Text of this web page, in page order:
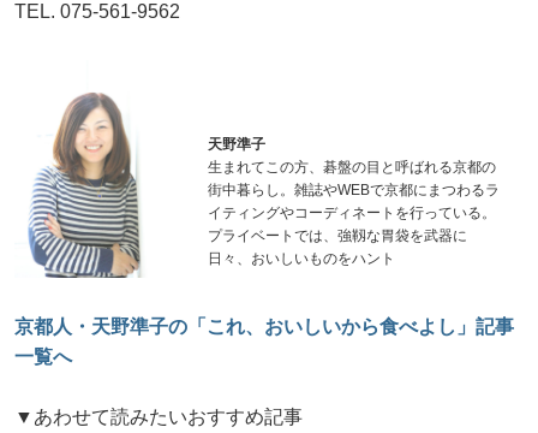
TEL. 075-561-9562
天野準子
生まれてこの方、碁盤の目と呼ばれる京都の
街中暮らし。雑誌やWEBで京都にまつわるラ
イティングやコーディネートを行っている。
プライベートでは、強靱な胃袋を武器に
日々、おいしいものをハント
京都人・天野準子の「これ、おいしいから食べよし」記事
一覧へ
▼あわせて読みたいおすすめ記事